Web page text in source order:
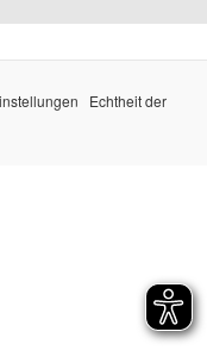
Echtheit der